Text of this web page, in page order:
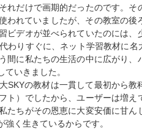
れだけで画期的だったのです。そ
れていましたが、その教室の後
ビデオが並べられていたのには、
わりすぐに、ネット学習教材に名
間に私たちの生活の中に広がり、
いきました。
SKYの教材は一貫して最初から教
ト）でしたから、ユーザーは増え
たちがその恩恵に大変安価に甘ん
く生きているからです。